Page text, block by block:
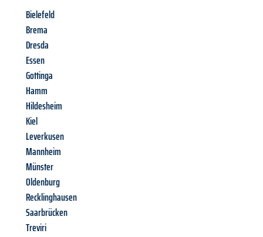
Bielefeld
Brema
Dresda
Essen
Gottinga
Hamm
Hildesheim
Kiel
Leverkusen
Mannheim
Münster
Oldenburg
Recklinghausen
Saarbrücken
Treviri